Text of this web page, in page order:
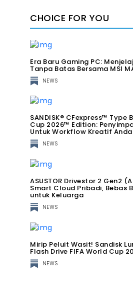
CHOICE FOR YOU
Era Baru Gaming PC:
Tanpa Batas Bersama MSI
NEWS
SANDISK® CFexpress™ Type
Cup 2026™ Edition:
Untuk Workflow Kreatif Anda
NEWS
ASUSTOR Drivestor 2 Gen2
Smart Cloud Pribadi, Bebas
untuk Keluarga
NEWS
Mirip Peluit Wasit! Sandisk
Flash Drive FIFA World Cup
NEWS